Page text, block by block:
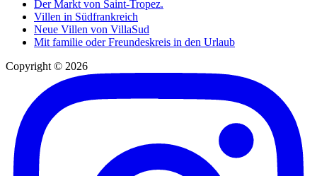
Der Markt von Saint-Tropez.
Villen in Südfrankreich
Neue Villen von VillaSud
Mit familie oder Freundeskreis in den Urlaub
Copyright © 2026